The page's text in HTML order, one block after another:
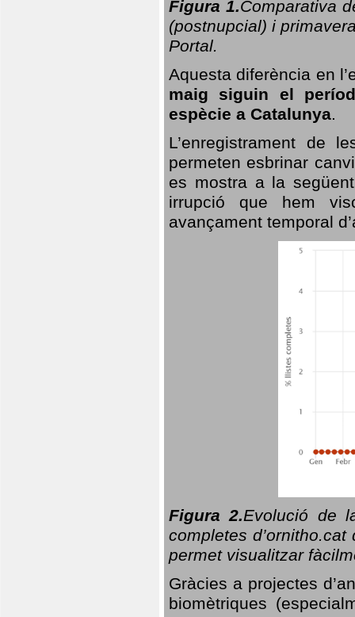
Figura 1.Comparativa
(postnupcial) i
Portal.
Aquesta diferència en
maig siguin el
espècie a Catalunya.
L’enregistrament de
permeten esbrinar
es mostra a la
irrupció que hem
avançament temporal
Figura 2.Evolució de
completes
permet visualitzar
Gràcies a projectes
biomètriques